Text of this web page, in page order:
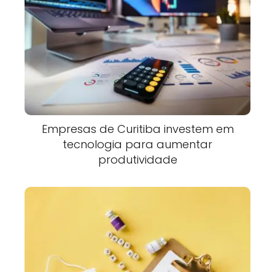
Empresas de Curitiba investem em
tecnologia para aumentar
produtividade